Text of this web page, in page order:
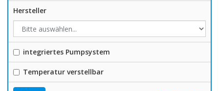
Hersteller
integriertes Pumpsystem
Temperatur verstellbar